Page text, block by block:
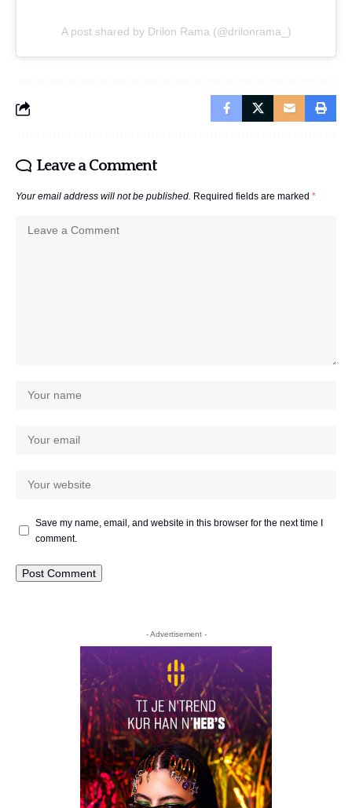
A post shared by Drilon Rama (@drilonrama_)
Leave a Comment
Your email address will not be published. Required fields are marked *
Save my name, email, and website in this browser for the next time I
comment.
- Advertisement -